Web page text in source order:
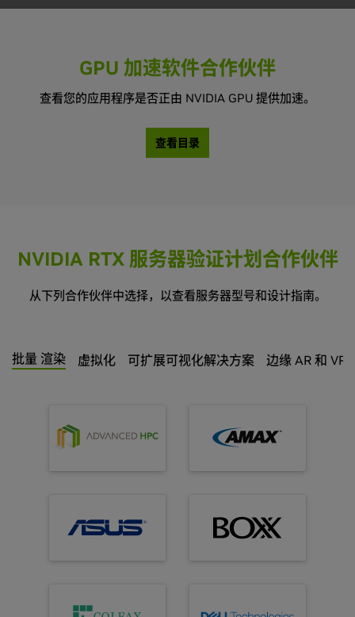
GPU 加速软件合作伙伴
查看您的应用程序是否正由 NVIDIA GPU 提供加速。
查看目录
NVIDIA RTX 服务器验证计划合作伙伴
从下列合作伙伴中选择，以查看服务器型号和设计指南。
批量 渲染 虚拟化 可扩展可视化解决方案 边缘 AR 和 VR